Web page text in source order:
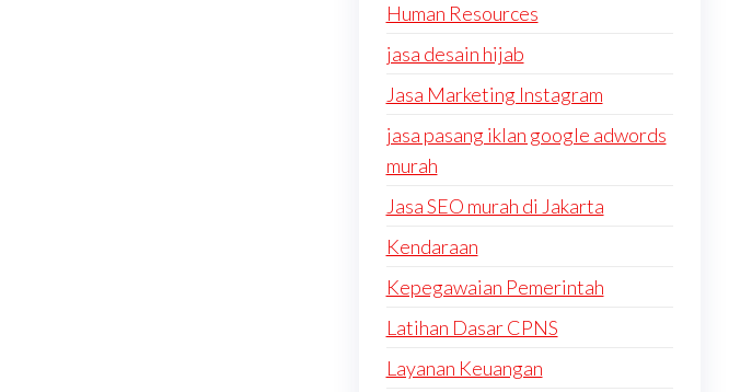
Human Resources
jasa desain hijab
Jasa Marketing Instagram
jasa pasang iklan google adwords
murah
Jasa SEO murah di Jakarta
Kendaraan
Kepegawaian Pemerintah
Latihan Dasar CPNS
Layanan Keuangan